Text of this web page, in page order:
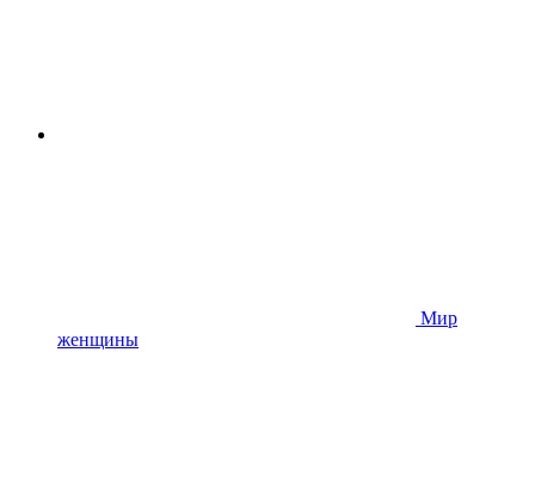
Мир
женщины